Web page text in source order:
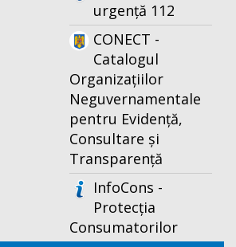
urgență 112
CONECT -
Catalogul
Organizațiilor
Neguvernamentale
pentru Evidență,
Consultare și
Transparență
InfoCons -
Protecția
Consumatorilor